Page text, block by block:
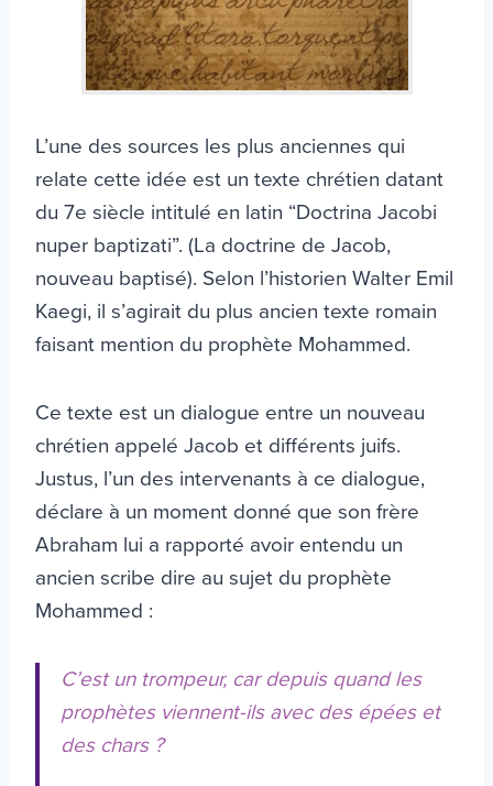
L’une des sources les plus anciennes qui
relate cette idée est un texte chrétien datant
du 7e siècle intitulé en latin “Doctrina Jacobi
nuper baptizati”. (La doctrine de Jacob,
nouveau baptisé). Selon l’historien Walter Emil
Kaegi, il s’agirait du plus ancien texte romain
faisant mention du prophète Mohammed.
Ce texte est un dialogue entre un nouveau
chrétien appelé Jacob et différents juifs.
Justus, l’un des intervenants à ce dialogue,
déclare à un moment donné que son frère
Abraham lui a rapporté avoir entendu un
ancien scribe dire au sujet du prophète
Mohammed :
C’est un trompeur, car depuis quand les
prophètes viennent-ils avec des épées et
des chars ?